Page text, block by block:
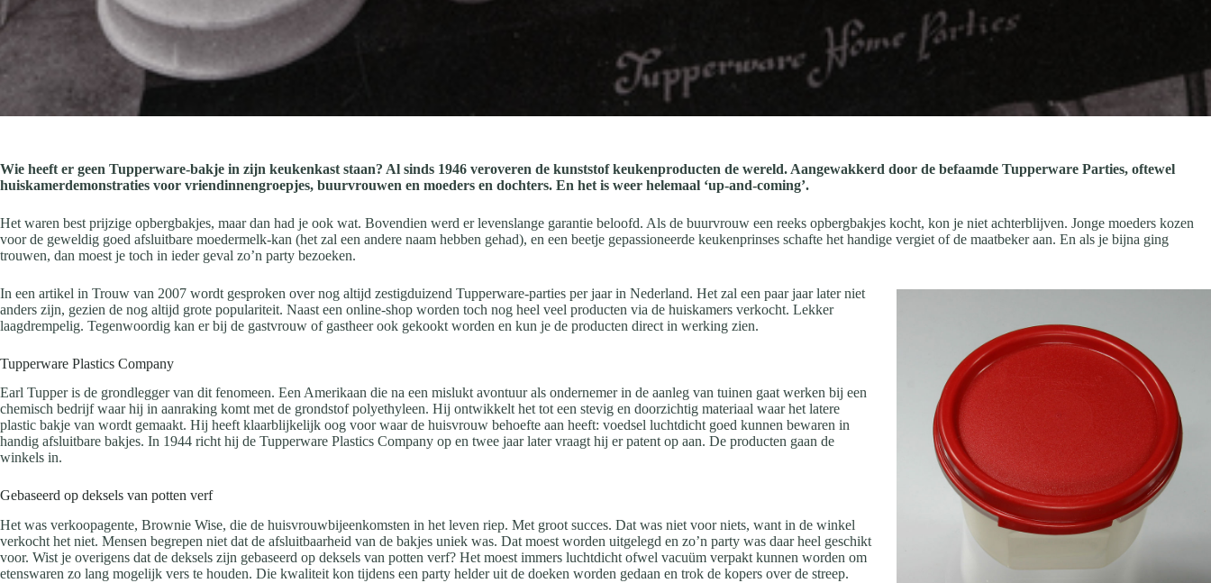
Wie heeft er geen Tupperware-bakje in zijn keukenkast staan? Al sinds 1946 veroveren de kunststof keukenproducten de wereld. Aangewakkerd door de befaamde Tupperware Parties, oftewel
huiskamerdemonstraties voor vriendinnengroepjes, buurvrouwen en moeders en dochters. En het is weer helemaal ‘up-and-coming’.
Het waren best prijzige opbergbakjes, maar dan had je ook wat. Bovendien werd er levenslange garantie beloofd. Als de buurvrouw een reeks opbergbakjes kocht, kon je niet achterblijven. Jonge moeders kozen
voor de geweldig goed afsluitbare moedermelk-kan (het zal een andere naam hebben gehad), en een beetje gepassioneerde keukenprinses schafte het handige vergiet of de maatbeker aan. En als je bijna ging
trouwen, dan moest je toch in ieder geval zo’n party bezoeken.
In een artikel in Trouw van 2007 wordt gesproken over nog altijd zestigduizend Tupperware-parties per jaar in Nederland. Het zal een paar jaar later niet
anders zijn, gezien de nog altijd grote populariteit. Naast een online-shop worden toch nog heel veel producten via de huiskamers verkocht. Lekker
laagdrempelig. Tegenwoordig kan er bij de gastvrouw of gastheer ook gekookt worden en kun je de producten direct in werking zien.
Tupperware Plastics Company
Earl Tupper is de grondlegger van dit fenomeen. Een Amerikaan die na een mislukt avontuur als ondernemer in de aanleg van tuinen gaat werken bij een
chemisch bedrijf waar hij in aanraking komt met de grondstof polyethyleen. Hij ontwikkelt het tot een stevig en doorzichtig materiaal waar het latere
plastic bakje van wordt gemaakt. Hij heeft klaarblijkelijk oog voor waar de huisvrouw behoefte aan heeft: voedsel luchtdicht goed kunnen bewaren in
handig afsluitbare bakjes. In 1944 richt hij de Tupperware Plastics Company op en twee jaar later vraagt hij er patent op aan. De producten gaan de
winkels in.
Gebaseerd op deksels van potten verf
Het was verkoopagente, Brownie Wise, die de huisvrouwbijeenkomsten in het leven riep. Met groot succes. Dat was niet voor niets, want in de winkel
verkocht het niet. Mensen begrepen niet dat de afsluitbaarheid van de bakjes uniek was. Dat moest worden uitgelegd en zo’n party was daar heel geschikt
voor. Wist je overigens dat de deksels zijn gebaseerd op deksels van potten verf? Het moest immers luchtdicht ofwel vacuüm verpakt kunnen worden om
etenswaren zo lang mogelijk vers te houden. Die kwaliteit kon tijdens een party helder uit de doeken worden gedaan en trok de kopers over de streep.